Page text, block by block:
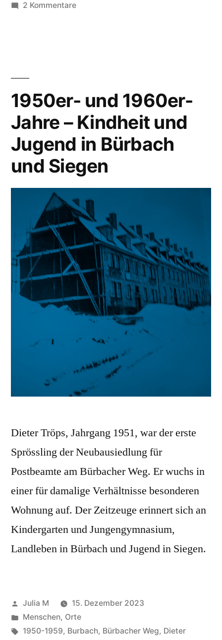
2 Kommentare
1950er- und 1960er-
Jahre – Kindheit und
Jugend in Bürbach
und Siegen
Dieter Tröps, Jahrgang 1951, war der erste
Sprössling der Neubausiedlung für
Postbeamte am Bürbacher Weg. Er wuchs in
einer für damalige Verhältnisse besonderen
Wohnung auf. Der Zeitzeuge erinnert sich an
Kindergarten und Jungengymnasium,
Landleben in Bürbach und Jugend in Siegen.
Julia M
15. Dezember 2023
Menschen, Orte
1950-1959, Burbach, Bürbacher Weg, Dieter